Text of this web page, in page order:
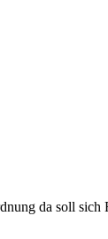
da soll sich